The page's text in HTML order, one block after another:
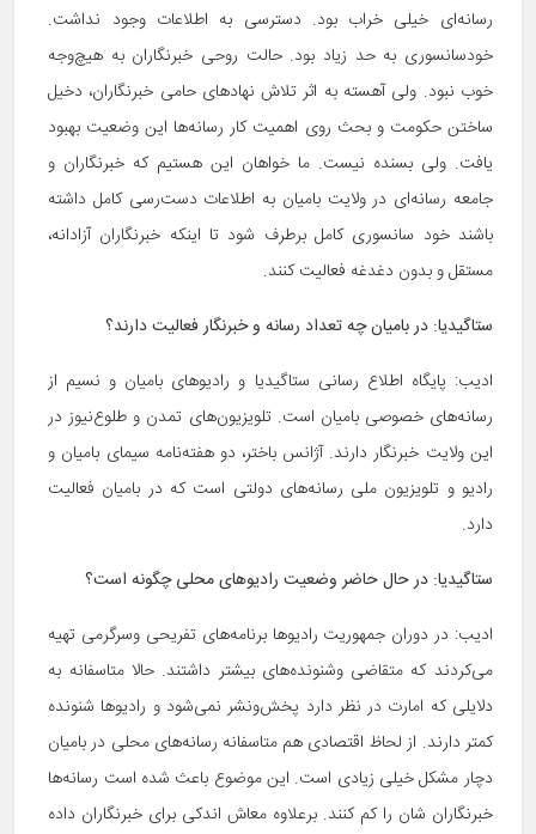
رسانه‌ای خیلی خراب بود. دسترسی به اطلاعات وجود نداشت.
خودسانسوری به حد زیاد بود. حالت روحی خبرنگاران به هیچ‌وجه
خوب نبود. ولی آهسته به اثر تلاش نهادهای حامی خبرنگاران، دخیل
ساختن حکومت و بحث روی اهمیت کار رسانه‌ها این وضعیت بهبود
یافت. ولی بسنده نیست. ما خواهان این هستیم که خبرنگاران و
جامعه رسانه‌ای در ولایت بامیان به اطلاعات دست‌رسی کامل داشته
باشند خود سانسوری کامل برطرف شود تا اینکه خبرنگاران آزادانه،
مستقل و بدون دغدغه فعالیت کنند.
ستاگیدیا:در بامیان چه تعداد رسانه و خبرنگار فعالیت دارند؟
ادیب: پایگاه اطلاع رسانی ستاگیدیا و رادیوهای بامیان و نسیم از
رسانه‌های خصوصی بامیان است. تلویزیون‌های تمدن و طلوع‌نیوز در
این ولایت خبرنگار دارند. آژانس باختر، دو هفته‌نامه سیمای بامیان و
رادیو و تلویزیون ملی رسانه‌های دولتی است که در بامیان فعالیت
دارد.
ستاگیدیا:در حال حاضر وضعیت رادیوهای محلی چگونه است؟
ادیب: در دوران جمهوریت رادیوها برنامه‌های تفریحی وسرگرمی تهیه
می‌کردند که متقاضی وشنونده‌های بیشتر داشتند. حالا متاسفانه به
دلایلی که امارت در نظر دارد پخش‌ونشر نمی‌شود و رادیوها شنونده
کمتر دارند. از لحاظ اقتصادی هم متاسفانه رسانه‌های محلی در بامیان
دچار مشکل خیلی زیادی است. این موضوع باعث شده است رسانه‌ها
خبرنگاران شان را کم کنند. برعلاوه معاش اندکی برای خبرنگاران داده